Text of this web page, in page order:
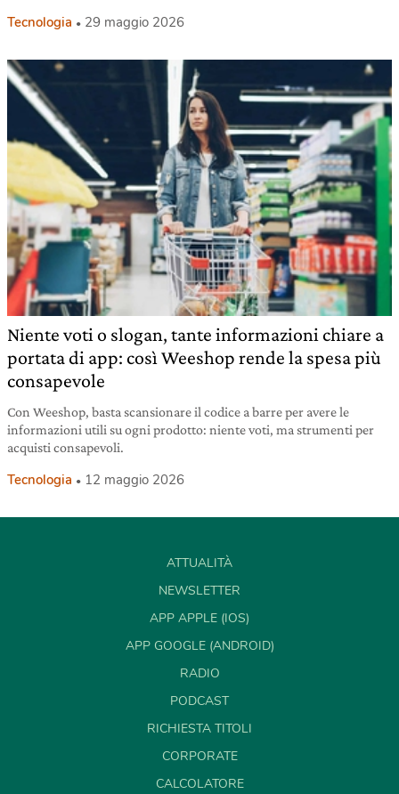
Tecnologia 29 maggio 2026
Niente voti o slogan, tante informazioni chiare a
portata di app: così Weeshop rende la spesa più
consapevole
Con Weeshop, basta scansionare il codice a barre per avere le
informazioni utili su ogni prodotto: niente voti, ma strumenti per
acquisti consapevoli.
Tecnologia 12 maggio 2026
ATTUALITÀ
NEWSLETTER
APP APPLE (IOS)
APP GOOGLE (ANDROID)
RADIO
PODCAST
RICHIESTA TITOLI
CORPORATE
CALCOLATORE